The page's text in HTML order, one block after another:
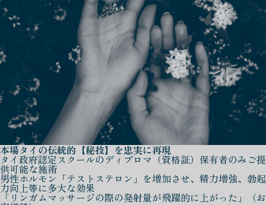
本場タイの伝統的【秘技】を忠実に再現
タイ政府認定スクールのディプロマ（資格証）保有者のみご提
供可能な施術
男性ホルモン「テストステロン」を増加させ、精力増強、勃起
力向上等に多大な効果
「リンガムマッサージの際の発射量が飛躍的に上がった」（お